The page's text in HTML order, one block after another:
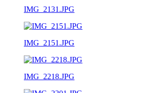
IMG_2131.JPG
IMG_2151.JPG
IMG_2218.JPG